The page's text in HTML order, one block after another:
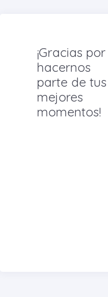
¡Gracias por
hacernos
parte de tus
mejores
momentos!